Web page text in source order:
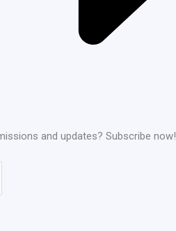
and updates? Subscribe now!